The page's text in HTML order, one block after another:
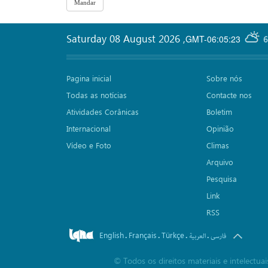
GMT-06:05:23
Saturday 08 August 2026 ,
Pagina inicial
Todas as notícias
Atividades Corânicas
Internacional
Vídeo e Foto
Sobre nós
Contacte nos
Boletim
Opinião
Climas
Arquivo
Pesquisa
Link
RSS
English. Français.Türkçe. العربیة.فارسی
© Todos os direitos materiais e